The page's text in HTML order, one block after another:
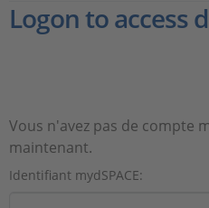
Carrières
Logon to access
Vous n'avez pas de compte
maintenant.
Identifiant mydSPACE: